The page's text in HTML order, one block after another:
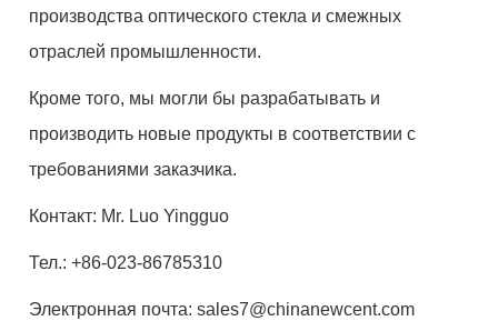
производства оптического стекла и смежных
отраслей промышленности.
Кроме того, мы могли бы разрабатывать и
производить новые продукты в соответствии с
требованиями заказчика.
Контакт: Mr. Luo Yingguo
Тел.: +86-023-86785310
Электронная почта: sales7@chinanewcent.com